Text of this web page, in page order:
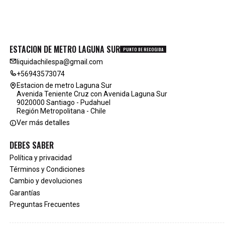
ESTACION DE METRO LAGUNA SUR PUNTO DE RECOGIDA
liquidachilespa@gmail.com
+56943573074
Estacion de metro Laguna Sur
Avenida Teniente Cruz con Avenida Laguna Sur
9020000 Santiago - Pudahuel
Región Metropolitana - Chile
Ver más detalles
DEBES SABER
Política y privacidad
Términos y Condiciones
Cambio y devoluciones
Garantías
Preguntas Frecuentes